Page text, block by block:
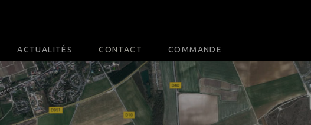
ACTUALITÉS CONTACT COMMANDE